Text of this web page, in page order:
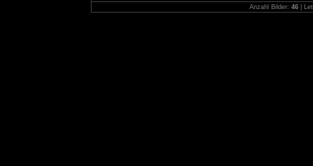
Anzahl Bilder: 46|